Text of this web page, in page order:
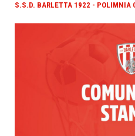
S.S.D. BARLETTA 1922 - POLIMNIA